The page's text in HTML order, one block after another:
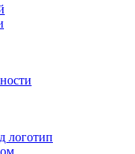
логотип